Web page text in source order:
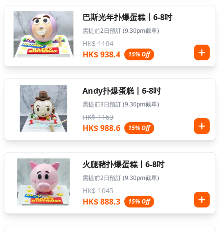
巴斯光年扑爆蛋糕丨6-8吋
需提前2日預訂 (9.30pm截單)
HK$ 1104
HK$ 938.4 15% Off
Andy扑爆蛋糕丨6-8吋
需提前3日預訂 (9.30pm截單)
HK$ 1163
HK$ 988.6 15% Off
火腿豬扑爆蛋糕丨6-8吋
需提前2日預訂 (9.30pm截單)
HK$ 1045
HK$ 888.3 15% Off